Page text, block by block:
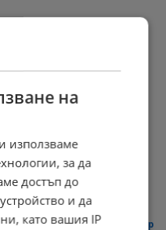
риск от косопад
бъдещия космически център
на
използваме
за да
достъп до
и да
като вашия IP